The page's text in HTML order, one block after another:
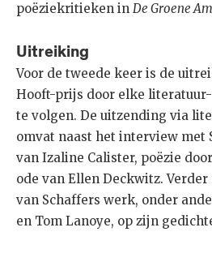
poëziekritieken in De Groene
Uitreiking
Voor de tweede keer is de
Hooft-prijs door elke
te volgen. De uitzending via
omvat naast het interview met
van Izaline Calister, poëzie
ode van Ellen Deckwitz.
van Schaffers werk, onder
en Tom Lanoye, op zijn